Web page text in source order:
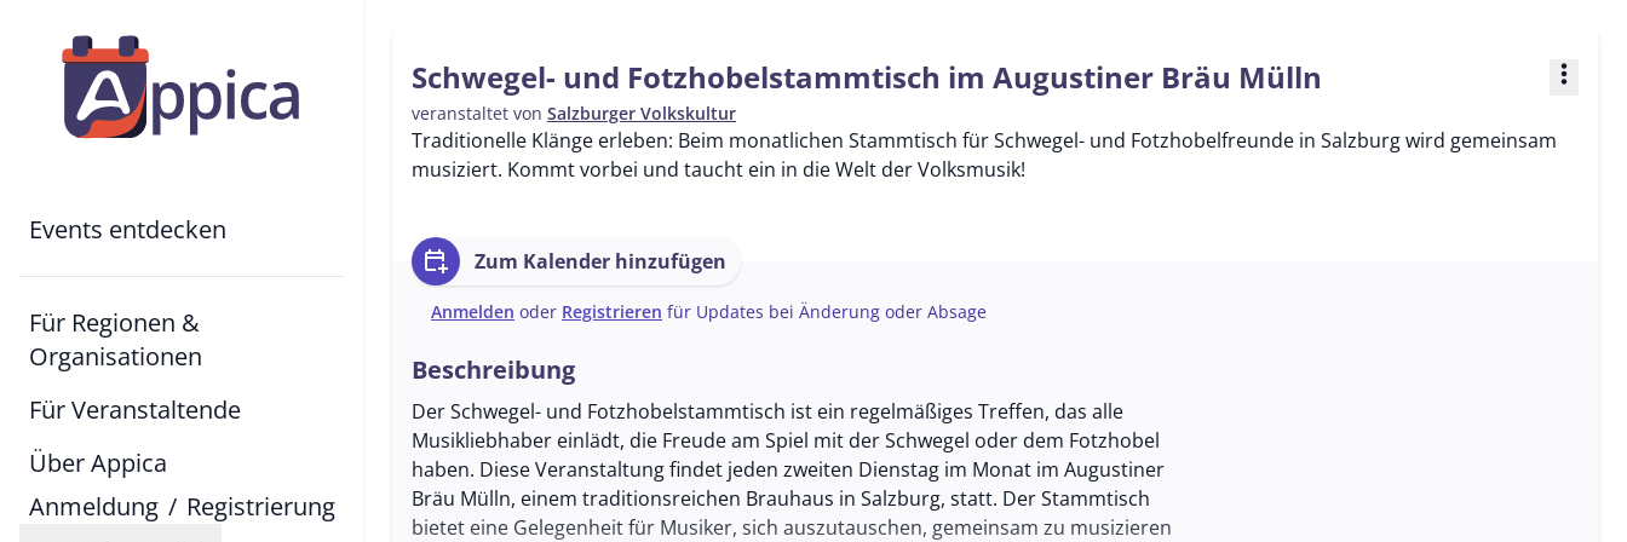
Events entdecken
Für Regionen &
Organisationen
Für Veranstaltende
Über Appica
Anmeldung / Registrierung
Schwegel- und Fotzhobelstammtisch im Augustiner Bräu Mülln
veranstaltet von Salzburger Volkskultur
more_vert
Traditionelle Klänge erleben: Beim monatlichen Stammtisch für Schwegel- und Fotzhobelfreunde in Salzburg wird gemeinsam
musiziert. Kommt vorbei und taucht ein in die Welt der Volksmusik!
calendar_add_on Zum Kalender hinzufügen
Anmelden oder Registrieren für Updates bei Änderung oder Absage
Beschreibung
Der Schwegel- und Fotzhobelstammtisch ist ein regelmäßiges Treffen, das alle
Musikliebhaber einlädt, die Freude am Spiel mit der Schwegel oder dem Fotzhobel
haben. Diese Veranstaltung findet jeden zweiten Dienstag im Monat im Augustiner
Bräu Mülln, einem traditionsreichen Brauhaus in Salzburg, statt. Der Stammtisch
bietet eine Gelegenheit für Musiker, sich auszutauschen, gemeinsam zu musizieren